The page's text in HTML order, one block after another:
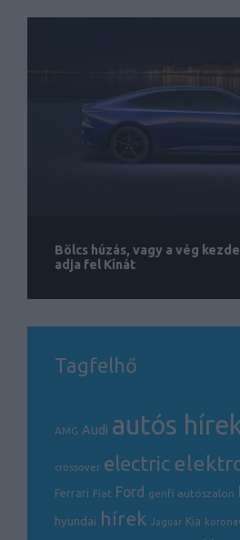
Bölcs húzás, vagy a vég
adja fel Kínát
Tagfelhő
AMG Audi autós
crossover electric
Ferrari Fiat Ford genfi autószalon
hyundai hírek Jaguar Kia